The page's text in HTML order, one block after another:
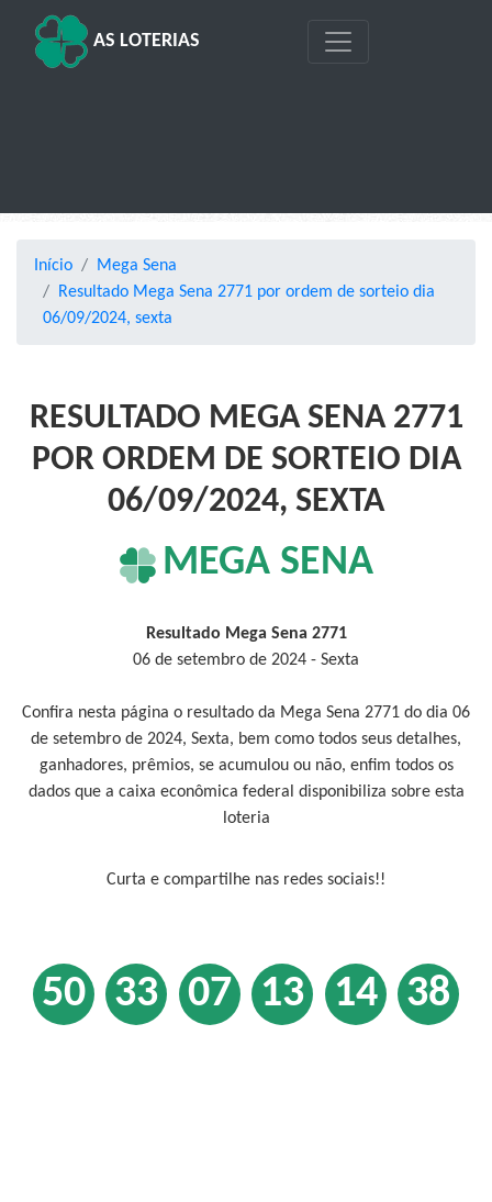
AS LOTERIAS
Início
Mega Sena
Resultado Mega Sena 2771 por ordem de sorteio dia
06/09/2024, sexta
RESULTADO MEGA SENA 2771
POR ORDEM DE SORTEIO DIA
06/09/2024, SEXTA
MEGA SENA
Resultado Mega Sena 2771
06 de setembro de 2024 - Sexta
Confira nesta página o resultado da Mega Sena 2771 do dia 06
de setembro de 2024, Sexta, bem como todos seus detalhes,
ganhadores, prêmios, se acumulou ou não, enfim todos os
dados que a caixa econômica federal disponibiliza sobre esta
loteria
Curta e compartilhe nas redes sociais!!
50 33 07 13 14 38